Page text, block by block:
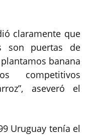
claramente que
son puertas de
banana
competitivos
aseveró el
Uruguay tenía el